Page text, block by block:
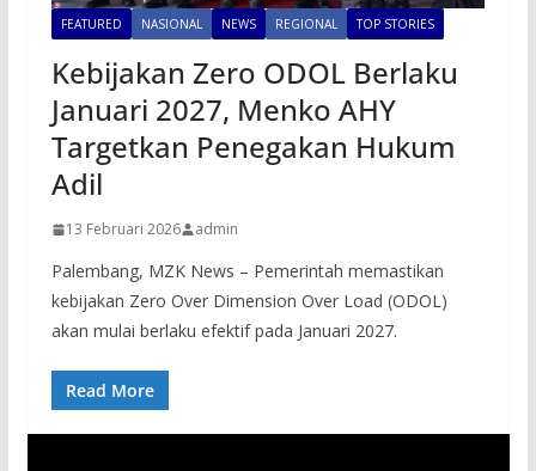
FEATURED NASIONAL NEWS REGIONAL TOP STORIES
Kebijakan Zero ODOL Berlaku
Januari 2027, Menko AHY
Targetkan Penegakan Hukum
Adil
13 Februari 2026 admin
Palembang, MZK News – Pemerintah memastikan
kebijakan Zero Over Dimension Over Load (ODOL)
akan mulai berlaku efektif pada Januari 2027.
Read More